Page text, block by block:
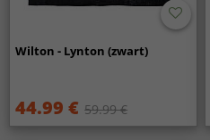
Wilton - Lynton (zwart)
44.99 € 59.99 €